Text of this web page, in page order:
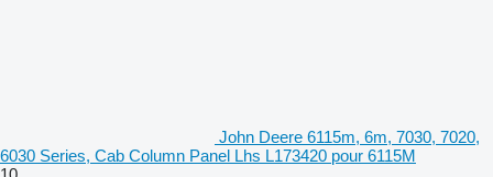
John Deere 6115m, 6m, 7030, 7020,
6030 Series, Cab Column Panel Lhs L173420 pour 6115M